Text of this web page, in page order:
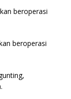
beroperasi
beroperasi